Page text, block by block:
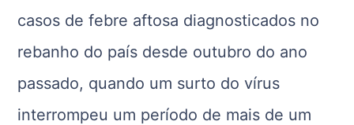
casos de febre aftosa diagnosticados no
rebanho do país desde outubro do ano
passado, quando um surto do vírus
interrompeu um período de mais de um